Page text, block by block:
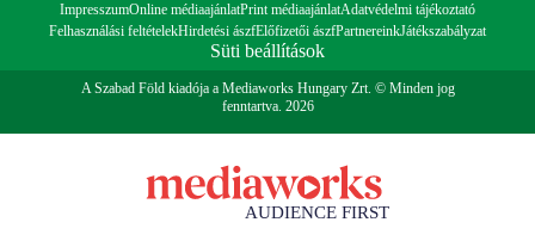
ImpresszumOnline médiaajánlatPrint médiaajánlatAdatvédelmi tájékoztató
Felhasználási feltételekHirdetési ászfElőfizetői ászfPartnereinkJátékszabályzat
Süti beállítások
A Szabad Föld kiadója a Mediaworks Hungary Zrt. © Minden jog
fenntartva. 2026